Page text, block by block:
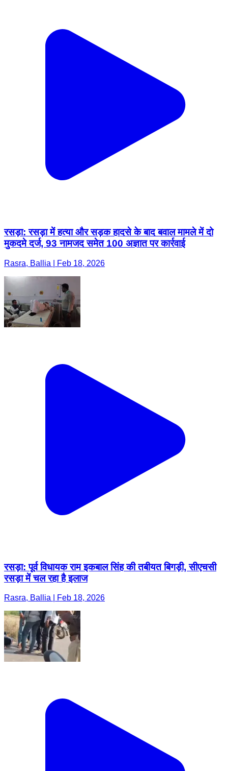
रसड़ा: रसड़ा में हत्या और सड़क हादसे के बाद बवाल मामले में दो
मुकदमे दर्ज, 93 नामजद समेत 100 अज्ञात पर कार्रवाई
Rasra, Ballia | Feb 18, 2026
रसड़ा: पूर्व विधायक राम इकबाल सिंह की तबीयत बिगड़ी, सीएचसी
रसड़ा में चल रहा है इलाज
Rasra, Ballia | Feb 18, 2026